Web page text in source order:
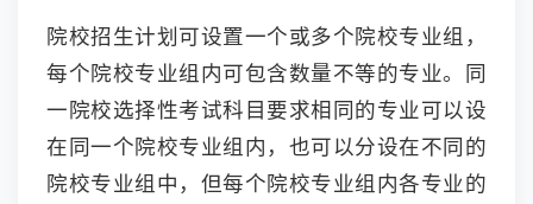
院校招生计划可设置一个或多个院校专业组，
每个院校专业组内可包含数量不等的专业。同
一院校选择性考试科目要求相同的专业可以设
在同一个院校专业组内，也可以分设在不同的
院校专业组中，但每个院校专业组内各专业的